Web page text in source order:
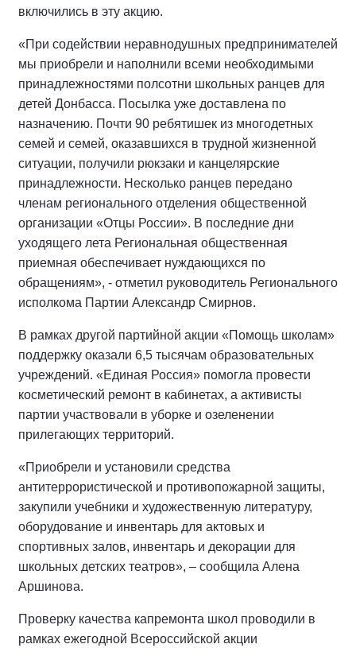
включились в эту акцию.
«При содействии неравнодушных предпринимателей
мы приобрели и наполнили всеми необходимыми
принадлежностями полсотни школьных ранцев для
детей Донбасса. Посылка уже доставлена по
назначению. Почти 90 ребятишек из многодетных
семей и семей, оказавшихся в трудной жизненной
ситуации, получили рюкзаки и канцелярские
принадлежности. Несколько ранцев передано
членам регионального отделения общественной
организации «Отцы России». В последние дни
уходящего лета Региональная общественная
приемная обеспечивает нуждающихся по
обращениям», - отметил руководитель Регионального
исполкома Партии Александр Смирнов.
В рамках другой партийной акции «Помощь школам»
поддержку оказали 6,5 тысячам образовательных
учреждений. «Единая Россия» помогла провести
косметический ремонт в кабинетах, а активисты
партии участвовали в уборке и озеленении
прилегающих территорий.
«Приобрели и установили средства
антитеррористической и противопожарной защиты,
закупили учебники и художественную литературу,
оборудование и инвентарь для актовых и
спортивных залов, инвентарь и декорации для
школьных детских театров», – сообщила Алена
Аршинова.
Проверку качества капремонта школ проводили в
рамках ежегодной Всероссийской акции